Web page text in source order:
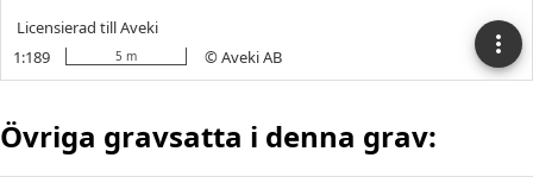
Övriga gravsatta i denna grav: